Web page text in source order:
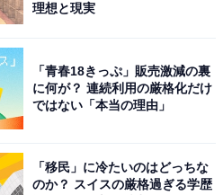
理想と現実
「青春18きっぷ」販売激減の裏
に何が？ 連続利用の厳格化だけ
ではない「本当の理由」
「移民」に冷たいのはどっちな
のか？ スイスの厳格過ぎる学歴